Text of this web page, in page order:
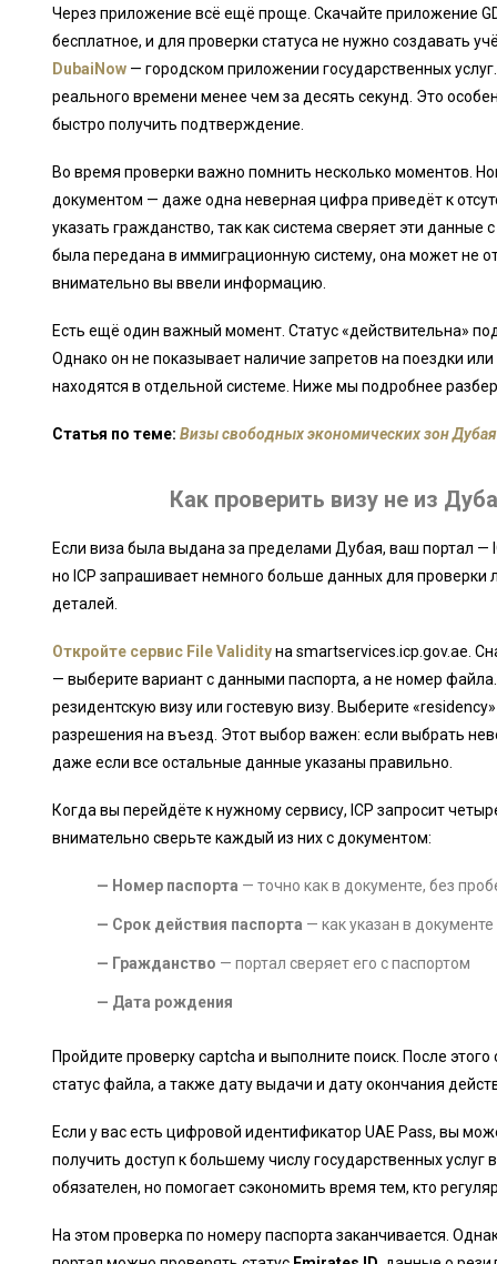
Через приложение всё ещё проще. Скачайте приложение
бесплатное, и для проверки статуса не нужно создавать
DubaiNow— городском приложении государственных
реального времени менее чем за десять секунд. Это
быстро получить подтверждение.
Во время проверки важно помнить несколько моментов.
документом — даже одна неверная цифра приведёт к
указать гражданство, так как система сверяет эти
была передана в иммиграционную систему, она может не
внимательно вы ввели информацию.
Есть ещё один важный момент. Статус «действительна»
Однако он не показывает наличие запретов на поездки
находятся в отдельной системе. Ниже мы подробнее
Статья по теме: Визы свободных экономических зон
Как проверить визу не из
Если виза была выдана за пределами Дубая, ваш портал —
но ICP запрашивает немного больше данных для проверки
деталей.
Откройте сервис File Validityна smartservices.icp.gov.ae.
— выберите вариант с данными паспорта, а не номер
резидентскую визу или гостевую визу. Выберите
разрешения на въезд. Этот выбор важен: если выбрать
даже если все остальные данные указаны правильно.
Когда вы перейдёте к нужному сервису, ICP запросит
внимательно сверьте каждый из них с документом:
— Номер паспорта — точно как в документе, без
— Срок действия паспорта — как указан в документе
— Гражданство — портал сверяет его с паспортом
— Дата рождения
Пройдите проверку captcha и выполните поиск. После
статус файла, а также дату выдачи и дату окончания
Если у вас есть цифровой идентификатор UAE Pass, вы
получить доступ к большему числу государственных
обязателен, но помогает сэкономить время тем, кто
На этом проверка по номеру паспорта заканчивается.